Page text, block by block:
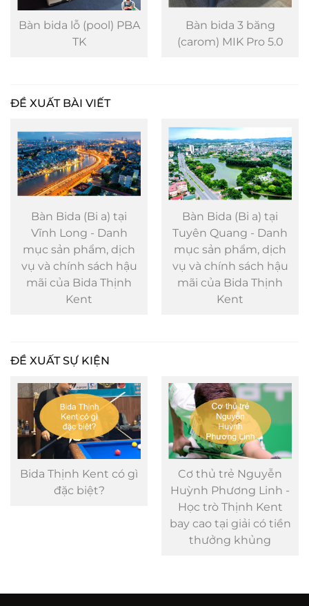
Bàn bida 3 băng
(carom) MIK Pro 5.0
Bàn bida lỗ (pool) Mít
ĐỀ XUẤT BÀI VIẾT
Bàn Bida (Bi a) tại
Tuyên Quang - Danh
mục sản phẩm, dịch
vụ và chính sách hậu
mãi của Bida Thịnh
Kent
Bàn Bida (Bi a) tại Trà
Vinh - Danh mục sản
phẩm, dịch vụ và
chính sách hậu mãi
của Bida Thịnh Kent
ĐỀ XUẤT SỰ KIỆN
Cơ thủ trẻ Nguyễn
Huỳnh Phương Linh -
Những cú đánh đẹp
mắt gắn với biệt danh
“Phù thủy bida Việt”